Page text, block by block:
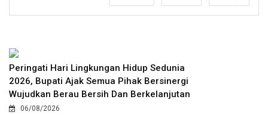
Peringati Hari Lingkungan Hidup Sedunia
2026, Bupati Ajak Semua Pihak Bersinergi
Wujudkan Berau Bersih Dan Berkelanjutan
06/08/2026